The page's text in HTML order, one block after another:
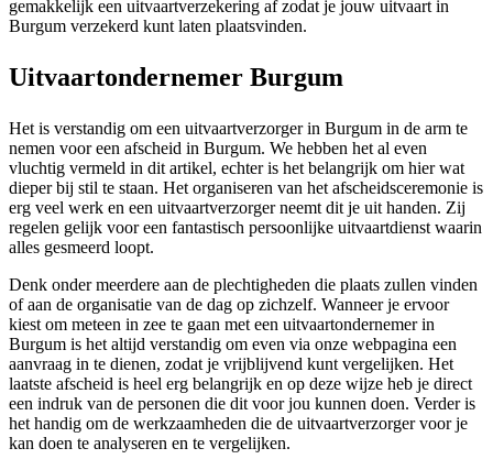
gemakkelijk een uitvaartverzekering af zodat je jouw uitvaart in
Burgum verzekerd kunt laten plaatsvinden.
Uitvaartondernemer Burgum
Het is verstandig om een uitvaartverzorger in Burgum in de arm te
nemen voor een afscheid in Burgum. We hebben het al even
vluchtig vermeld in dit artikel, echter is het belangrijk om hier wat
dieper bij stil te staan. Het organiseren van het afscheidsceremonie is
erg veel werk en een uitvaartverzorger neemt dit je uit handen. Zij
regelen gelijk voor een fantastisch persoonlijke uitvaartdienst waarin
alles gesmeerd loopt.
Denk onder meerdere aan de plechtigheden die plaats zullen vinden
of aan de organisatie van de dag op zichzelf. Wanneer je ervoor
kiest om meteen in zee te gaan met een uitvaartondernemer in
Burgum is het altijd verstandig om even via onze webpagina een
aanvraag in te dienen, zodat je vrijblijvend kunt vergelijken. Het
laatste afscheid is heel erg belangrijk en op deze wijze heb je direct
een indruk van de personen die dit voor jou kunnen doen. Verder is
het handig om de werkzaamheden die de uitvaartverzorger voor je
kan doen te analyseren en te vergelijken.